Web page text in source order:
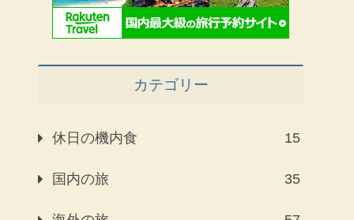
カテゴリー
休日の機内食 15
国内の旅 35